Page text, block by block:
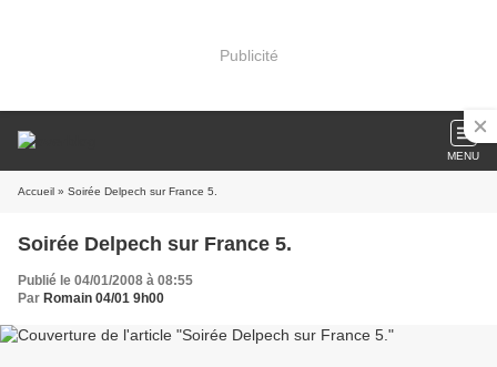
Publicité
MENU
Accueil » Soirée Delpech sur France 5.
Soirée Delpech sur France 5.
Publié le 04/01/2008 à 08:55
Par Romain 04/01 9h00